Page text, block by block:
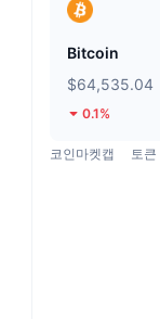
Bitcoin
$64,535.04
0.1%
코인마켓캡 토큰